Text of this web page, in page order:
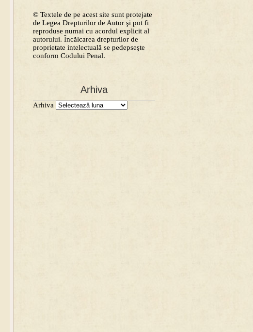
© Textele de pe acest site sunt protejate
de Legea Drepturilor de Autor şi pot fi
reproduse numai cu acordul explicit al
autorului. Încălcarea drepturilor de
proprietate intelectuală se pedepseşte
conform Codului Penal.
Arhiva
Arhiva